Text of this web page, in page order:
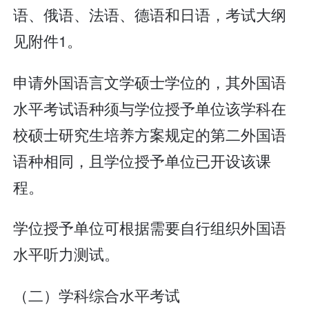
语、俄语、法语、德语和日语，考试大纲
见附件1。
申请外国语言文学硕士学位的，其外国语
水平考试语种须与学位授予单位该学科在
校硕士研究生培养方案规定的第二外国语
语种相同，且学位授予单位已开设该课
程。
学位授予单位可根据需要自行组织外国语
水平听力测试。
（二）学科综合水平考试